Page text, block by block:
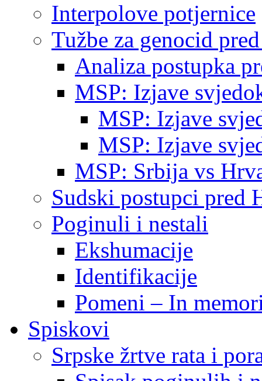
Interpolove potjernice
Tužbe za genocid
Analiza postupka
MSP: Izjave
MSP: Izjave
MSP: Izjave
MSP: Srbija vs
Sudski postupci pred
Poginuli i nestali
Ekshumacije
Identifikacije
Pomeni – In
Spiskovi
Srpske žrtve rata i